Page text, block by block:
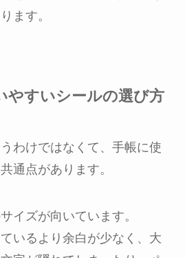
ます。
やすいシールの選び方
わけではなくて、手帳に使
通点があります。
イズが向いています。
いるより余白が少なく、大